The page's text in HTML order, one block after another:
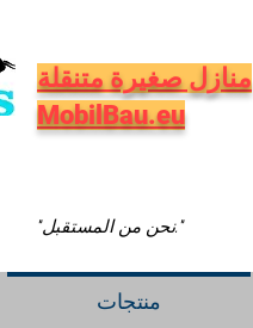
منازل صغيرة متنقلة
MobilBau.eu
"نحن من المستقبل."
منتجات